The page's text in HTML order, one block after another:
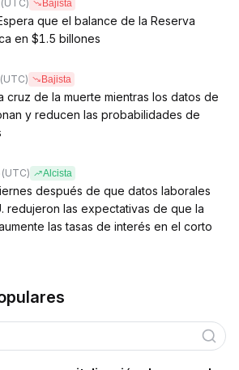
(UTC) Bajista
que el balance de la Reserva
en $1.5 billones
(UTC) Bajista
cruz de la muerte mientras los datos de
y reducen las probabilidades de
(UTC) Alcista
después de que datos laborales
redujeron las expectativas de que la
las tasas de interés en el corto